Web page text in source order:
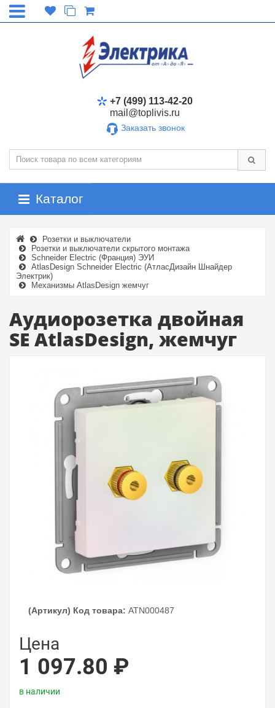
+7 (499) 113-42-20
mail@toplivis.ru
Заказать звонок
Каталог
Розетки и выключатели
Розетки и выключатели скрытого монтажа
Schneider Electric (Франция) ЭУИ
AtlasDesign Schneider Electric (АтласДизайн Шнайдер
Электрик)
Механизмы AtlasDesign жемчуг
Аудиорозетка двойная
SE AtlasDesign, жемчуг
(Артикул) Код товара: ATN000487
Цена
1 097.80 ₽
в наличии